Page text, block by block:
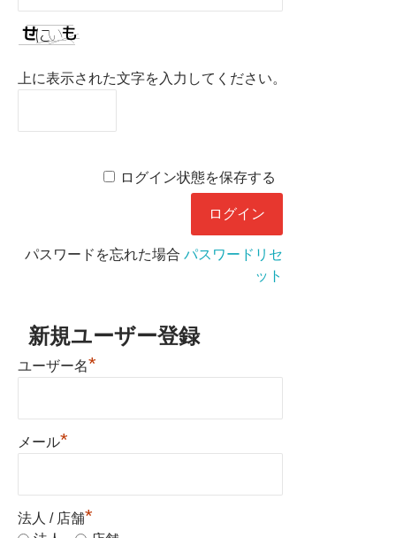
上に表示された文字を入力してください。
ログイン状態を保存する
パスワードを忘れた場合 パスワードリセ
ット
新規ユーザー登録
ユーザー名*
メール*
法人 / 店舗*